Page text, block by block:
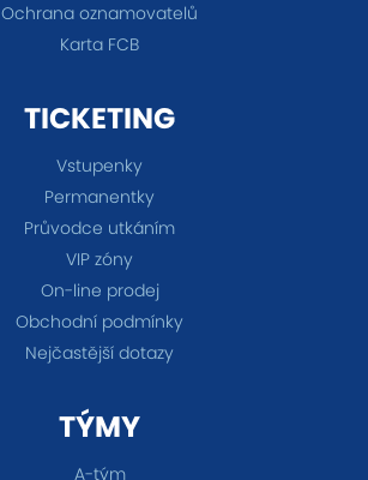
Ochrana oznamovatelů
Karta FCB
TICKETING
Vstupenky
Permanentky
Průvodce utkáním
VIP zóny
On-line prodej
Obchodní podmínky
Nejčastější dotazy
TÝMY
A-tým